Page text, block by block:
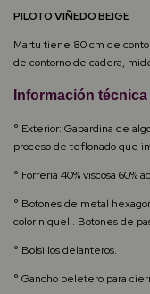
PILOTO VIÑEDO BEIGE
Martu tiene 80 cm de
de contorno de cadera,
Información
° Exterior: Gabardina de
proceso de teflonado que
° Forreria 40% viscosa 60%
° Botones de metal
color niquel . Botones de
° Bolsillos delanteros.
° Gancho peletero para